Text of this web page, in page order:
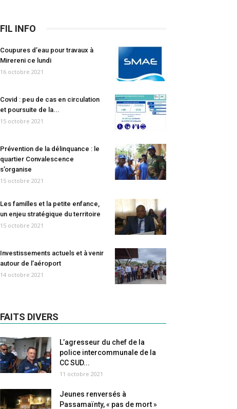
FIL INFO
Coupures d’eau pour travaux à
Mirereni ce lundi
16 octobre 2021
Covid : peu de cas en circulation
et poursuite de la...
15 octobre 2021
Prévention de la délinquance : le
quartier Convalescence
s’organise
15 octobre 2021
Les familles et la petite enfance,
un enjeu stratégique du territoire
15 octobre 2021
Investissements actuels et à venir
autour de l’aéroport
14 octobre 2021
FAITS DIVERS
L’agresseur du chef de la
police intercommunale de la
CC SUD...
11 octobre 2021
Jeunes renversés à
Passamaïnty, « pas de mort »